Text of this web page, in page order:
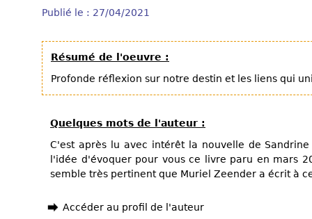
Publié le : 27/04/2021
Résumé de l'oeuvre :
Profonde réflexion sur notre destin et les liens qui
Quelques mots de l'auteur :
C'est après lu avec intérêt la nouvelle de
l'idée d'évoquer pour vous ce livre paru en mars
semble très pertinent que Muriel Zeender a écrit à
Accéder au profil de l'auteur